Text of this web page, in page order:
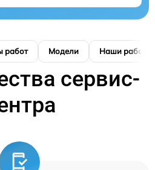
работ Модели Наши работы
сервис-